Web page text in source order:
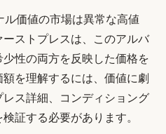
価値の市場は異常な高値
ストプレスは、このアルバ
性の両方を反映した価格を
を理解するには、価値に劇
ス詳細、コンディショング
証する必要があります。